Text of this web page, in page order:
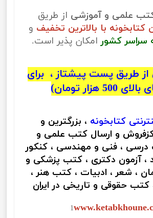
علمی و آموزشی از طریق
کتابخونه با بالاترین تخفیف و
سراسر کشور امکان پذیر است.
از طریق پست پیشتاز ، برای
هزار تومان)
کتابخونه ، بزرگترین و
و ارسال کتب علمی و
، فنی و مهندسی ، کنکور
، آزمون دکتری ، کتب پزشکی و
، شعر ، ادبیات ، کتب هنر ،
حقوقی و تاریخی در ایران
1